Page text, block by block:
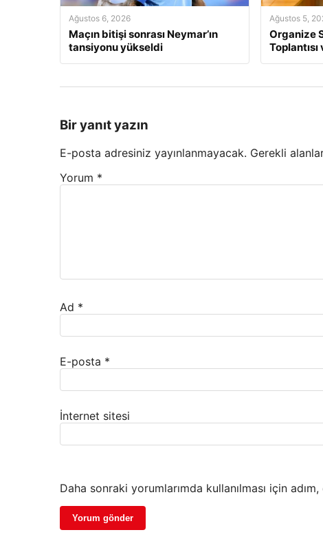
Ağustos 6, 2026
Maçın bitişi sonrası Neymar’ın
tansiyonu yükseldi
Ağustos 5,
Organize
Bir yanıt yazın
E-posta adresiniz yayınlanmayacak. Gerekli
Yorum *
Ad *
E-posta *
İnternet sitesi
Daha sonraki yorumlarımda kullanılması için